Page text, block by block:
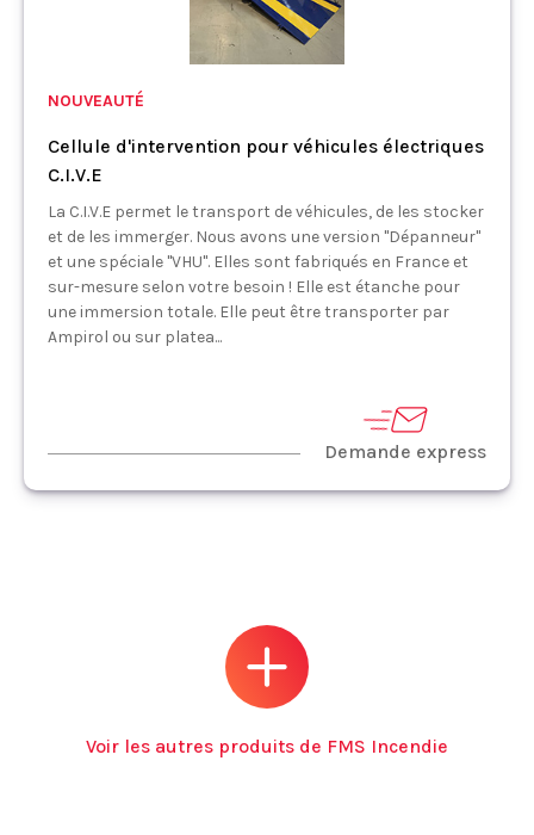
NOUVEAUTÉ
Cellule d'intervention pour véhicules électriques
C.I.V.E
La C.I.V.E permet le transport de véhicules, de les stocker
et de les immerger. Nous avons une version "Dépanneur"
et une spéciale "VHU". Elles sont fabriqués en France et
sur-mesure selon votre besoin ! Elle est étanche pour
une immersion totale. Elle peut être transporter par
Ampirol ou sur platea...
Demande express
Voir les autres produits de FMS Incendie